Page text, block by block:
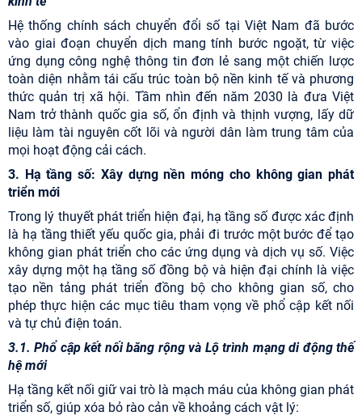
Hệ thống chính sách chuyển đổi số tại Việt Nam đã bước
vào giai đoạn chuyển dịch mang tính bước ngoặt, từ việc
ứng dụng công nghệ thông tin đơn lẻ sang một chiến lược
toàn diện nhằm tái cấu trúc toàn bộ nền kinh tế và phương
thức quản trị xã hội. Tầm nhìn đến năm 2030 là đưa Việt
Nam trở thành quốc gia số, ổn định và thịnh vượng, lấy dữ
liệu làm tài nguyên cốt lõi và người dân làm trung tâm của
mọi hoạt động cải cách.
3. Hạ tầng số: Xây dựng nền móng cho không gian phát
triển mới
Trong lý thuyết phát triển hiện đại, hạ tầng số được xác định
là hạ tầng thiết yếu quốc gia, phải đi trước một bước để tạo
không gian phát triển cho các ứng dụng và dịch vụ số. Việc
xây dựng một hạ tầng số đồng bộ và hiện đại chính là việc
tạo nền tảng phát triển đồng bộ cho không gian số, cho
phép thực hiện các mục tiêu tham vọng về phổ cập kết nối
và tự chủ điện toán.
3.1. Phổ cập kết nối băng rộng và Lộ trình mạng di động thế
hệ mới
Hạ tầng kết nối giữ vai trò là mạch máu của không gian phát
triển số, giúp xóa bỏ rào cản về khoảng cách vật lý: